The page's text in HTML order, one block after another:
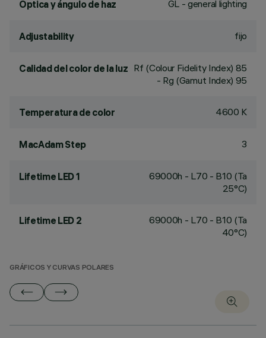
Óptica y ángulo de haz GL - general lighting
Adjustability fijo
Calidad del color de la luz Rf (Colour Fidelity Index) 85
- Rg (Gamut Index) 95
Temperatura de color 4600 K
MacAdam Step 3
Lifetime LED 1
69000h - L70 - B10 (Ta
25°C)
Lifetime LED 2
69000h - L70 - B10 (Ta
40°C)
GRÁFICOS Y CURVAS POLARES